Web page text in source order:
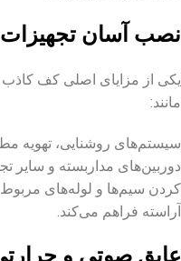
نصب آسان تجهیزات
یکی از مزایای اصلی کف
مانند:
سیستم‌های روشنایی، تهویه
دوربین‌های مداربسته و سایر
کردن سیم‌ها و لوله‌های مربوط
آراسته فراهم می‌کند.
عایق صوتی و